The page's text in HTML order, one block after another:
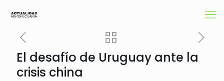
El desafío de Uruguay ante la
crisis china